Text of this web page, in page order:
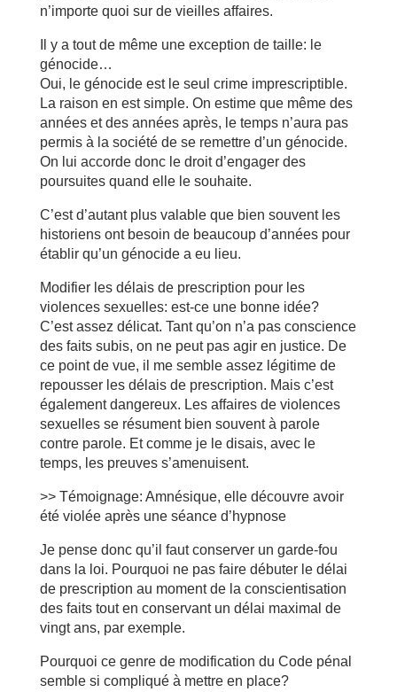
n’importe quoi sur de vieilles affaires.
Il y a tout de même une exception de taille: le
génocide…
Oui, le génocide est le seul crime imprescriptible.
La raison en est simple. On estime que même des
années et des années après, le temps n’aura pas
permis à la société de se remettre d’un génocide.
On lui accorde donc le droit d’engager des
poursuites quand elle le souhaite.
C’est d’autant plus valable que bien souvent les
historiens ont besoin de beaucoup d’années pour
établir qu’un génocide a eu lieu.
Modifier les délais de prescription pour les
violences sexuelles: est-ce une bonne idée?
C’est assez délicat. Tant qu’on n’a pas conscience
des faits subis, on ne peut pas agir en justice. De
ce point de vue, il me semble assez légitime de
repousser les délais de prescription. Mais c’est
également dangereux. Les affaires de violences
sexuelles se résument bien souvent à parole
contre parole. Et comme je le disais, avec le
temps, les preuves s’amenuisent.
>> Témoignage: Amnésique, elle découvre avoir
été violée après une séance d’hypnose
Je pense donc qu’il faut conserver un garde-fou
dans la loi. Pourquoi ne pas faire débuter le délai
de prescription au moment de la conscientisation
des faits tout en conservant un délai maximal de
vingt ans, par exemple.
Pourquoi ce genre de modification du Code pénal
semble si compliqué à mettre en place?